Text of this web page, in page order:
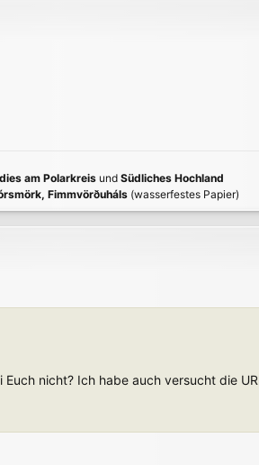
am Polarkreis und Südliches Hochland
Fimmvörðuháls (wasserfestes Papier)
nicht? Ich habe auch versucht die